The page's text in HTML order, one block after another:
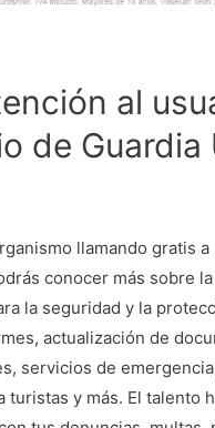
al
de Guardia
llamando gratis a
conocer más sobre
la seguridad y la
actualización de
servicios de
y más. El talento